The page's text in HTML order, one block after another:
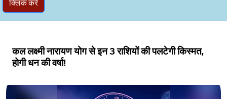
क्लिक करें
कल लक्ष्मी नारायण योग से इन 3 राशियों की पलटेगी किस्मत,
होगी धन की वर्षा!